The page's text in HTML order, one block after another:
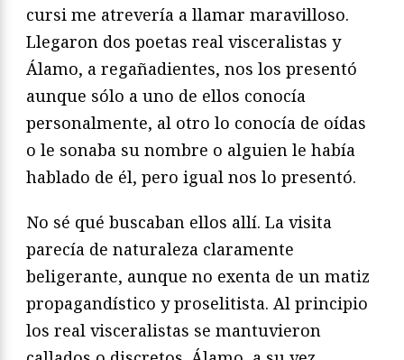
cursi me atrevería a llamar maravilloso.
Llegaron dos poetas real visceralistas y
Álamo, a regañadientes, nos los presentó
aunque sólo a uno de ellos conocía
personalmente, al otro lo conocía de oídas
o le sonaba su nombre o alguien le había
hablado de él, pero igual nos lo presentó.
No sé qué buscaban ellos allí. La visita
parecía de naturaleza claramente
beligerante, aunque no exenta de un matiz
propagandístico y proselitista. Al principio
los real visceralistas se mantuvieron